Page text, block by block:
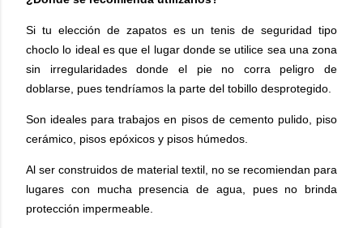
Si tu elección de zapatos es un tenis de seguridad tipo
choclo lo ideal es que el lugar donde se utilice sea una zona
sin irregularidades donde el pie no corra peligro de
doblarse, pues tendríamos la parte del tobillo desprotegido.
Son ideales para trabajos en pisos de cemento pulido, piso
cerámico, pisos epóxicos y pisos húmedos.
Al ser construidos de material textil, no se recomiendan para
lugares con mucha presencia de agua, pues no brinda
protección impermeable.